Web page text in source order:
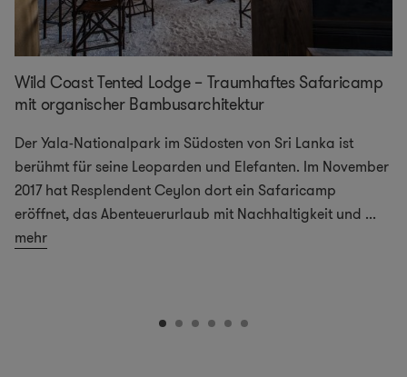
Wild Coast Tented Lodge – Traumhaftes Safaricamp
mit organischer Bambusarchitektur
Der Yala-Nationalpark im Südosten von Sri Lanka ist
berühmt für seine Leoparden und Elefanten. Im November
2017 hat Resplendent Ceylon dort ein Safaricamp
eröffnet, das Abenteuerurlaub mit Nachhaltigkeit und ...
mehr